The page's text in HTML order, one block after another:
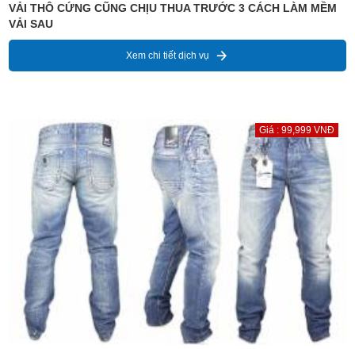
VẢI THÔ CỨNG CŨNG CHỊU THUA TRƯỚC 3 CÁCH LÀM MỀM
VẢI SAU
Xem chi tiết dịch vụ
Giá : 99,999 VNĐ